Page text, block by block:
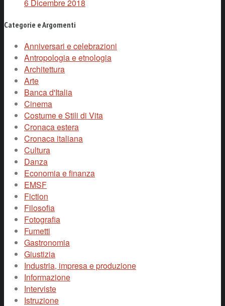
6 Dicembre 2018
Categorie e Argomenti
Anniversari e celebrazioni
Antropologia e etnologia
Architettura
Arte
Banca d'Italia
Cinema
Costume e Stili di Vita
Cronaca estera
Cronaca italiana
Cultura
Danza
Economia e finanza
EMSF
Fiction
Filosofia
Fotografia
Fumetti
Gastronomia
Giustizia
Industria, impresa e produzione
Informazione
Interviste
Istruzione